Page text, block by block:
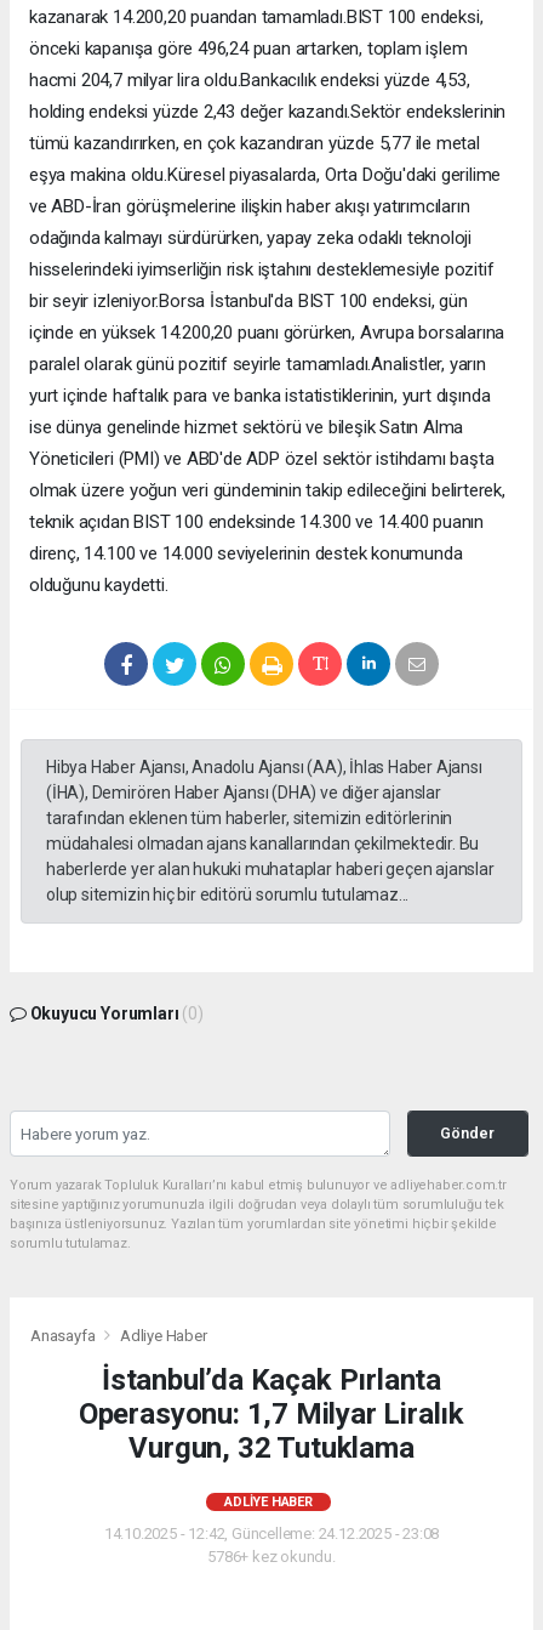
kazanarak 14.200,20 puandan tamamladı.BIST 100 endeksi,
önceki kapanışa göre 496,24 puan artarken, toplam işlem
hacmi 204,7 milyar lira oldu.Bankacılık endeksi yüzde 4,53,
holding endeksi yüzde 2,43 değer kazandı.Sektör endekslerinin
tümü kazandırırken, en çok kazandıran yüzde 5,77 ile metal
eşya makina oldu.Küresel piyasalarda, Orta Doğu'daki gerilime
ve ABD-İran görüşmelerine ilişkin haber akışı yatırımcıların
odağında kalmayı sürdürürken, yapay zeka odaklı teknoloji
hisselerindeki iyimserliğin risk iştahını desteklemesiyle pozitif
bir seyir izleniyor.Borsa İstanbul'da BIST 100 endeksi, gün
içinde en yüksek 14.200,20 puanı görürken, Avrupa borsalarına
paralel olarak günü pozitif seyirle tamamladı.Analistler, yarın
yurt içinde haftalık para ve banka istatistiklerinin, yurt dışında
ise dünya genelinde hizmet sektörü ve bileşik Satın Alma
Yöneticileri (PMI) ve ABD'de ADP özel sektör istihdamı başta
olmak üzere yoğun veri gündeminin takip edileceğini belirterek,
teknik açıdan BIST 100 endeksinde 14.300 ve 14.400 puanın
direnç, 14.100 ve 14.000 seviyelerinin destek konumunda
olduğunu kaydetti.
Hibya Haber Ajansı, Anadolu Ajansı (AA), İhlas Haber Ajansı
(İHA), Demirören Haber Ajansı (DHA) ve diğer ajanslar
tarafından eklenen tüm haberler, sitemizin editörlerinin
müdahalesi olmadan ajans kanallarından çekilmektedir. Bu
haberlerde yer alan hukuki muhataplar haberi geçen ajanslar
olup sitemizin hiç bir editörü sorumlu tutulamaz...
Okuyucu Yorumları (0)
Gönder
Yorum yazarak Topluluk Kuralları’nı kabul etmiş bulunuyor ve adliyehaber.com.tr
sitesine yaptığınız yorumunuzla ilgili doğrudan veya dolaylı tüm sorumluluğu tek
başınıza üstleniyorsunuz. Yazılan tüm yorumlardan site yönetimi hiçbir şekilde
sorumlu tutulamaz.
Anasayfa Adliye Haber
İstanbul’da Kaçak Pırlanta
Operasyonu: 1,7 Milyar Liralık
Vurgun, 32 Tutuklama
ADLIYE HABER
14.10.2025 - 12:42, Güncelleme: 24.12.2025 - 23:08
5786+ kez okundu.